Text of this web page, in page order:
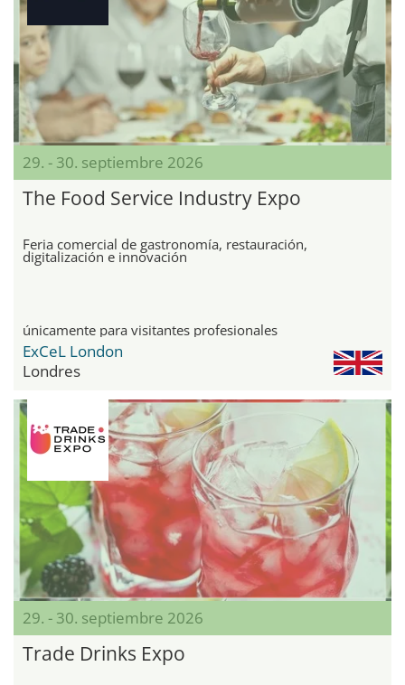
29. - 30. septiembre 2026
The Food Service Industry Expo
Feria comercial de gastronomía, restauración,
digitalización e innovación
únicamente para visitantes profesionales
ExCeL London
Londres
29. - 30. septiembre 2026
Trade Drinks Expo